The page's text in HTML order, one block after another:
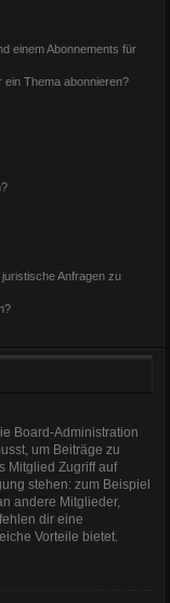
einem Abonnements für
Thema abonnieren?
Anfragen zu
Board-Administration
um Beiträge zu
Mitglied Zugriff auf
stehen: zum Beispiel
andere Mitglieder,
dir eine
Vorteile bietet.